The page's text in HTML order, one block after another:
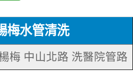
梅水管清洗
梅 中山北路 洗醫院管路